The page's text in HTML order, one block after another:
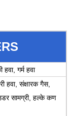
हवा, गर्म हवा
हवा, संक्षारक गैस,
सामग्री, हल्के कण